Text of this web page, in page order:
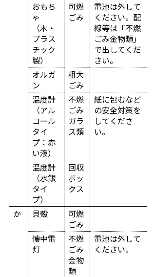
おもち
ゃ
（木・
プラス
チック
製）
可燃
ごみ
電池は外して
ください。配
線等は「不燃
ごみ金物類」
で出してくだ
さい。
オルガ
ン
粗大
ごみ
温度計
（アル
コール
タイ
プ：赤
い液）
不燃
ごみ
ガラ
ス類
紙に包むなど
の安全対策を
してくださ
い。
温度計
（水銀
タイ
プ）
回収
ボッ
クス
か 貝殻
可燃
ごみ
懐中電
灯
不燃
ごみ
金物
類
電池は外して
ください。